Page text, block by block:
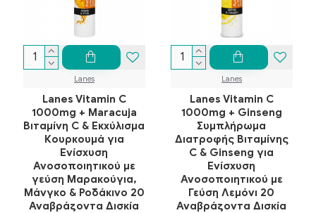
Lanes
Lanes Vitamin C
1000mg + Maracuja
Βιταμίνη C & Εκχύλισμα
Κουρκουμά για
Ενίσχυση
Ανοσοποιητικού με
γεύση Μαρακούγια,
Μάνγκο & Ροδάκινο 20
Αναβράζοντα Δισκία
Lanes
Lanes Vitamin C
1000mg + Ginseng
Συμπλήρωμα
Διατροφής Βιταμίνης
C & Ginseng για
Ενίσχυση
Ανοσοποιητικού με
Γεύση Λεμόνι 20
Αναβράζοντα Δισκία